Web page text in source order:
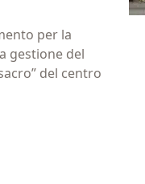
per la
gestione del
del centro